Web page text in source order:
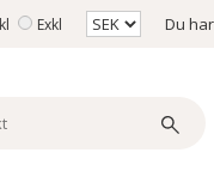
Exkl Du har